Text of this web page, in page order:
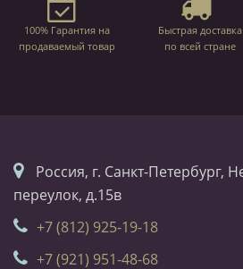
100% Гарантия на
продаваемый товар
Быстрая доставка
по всей стране
Россия, г. Санкт-Петербург,
переулок, д.15в
+7 (812) 925-19-18
+7 (921) 951-48-68